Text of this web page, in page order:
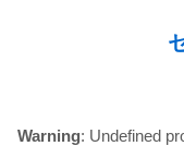
Warning: Undefined